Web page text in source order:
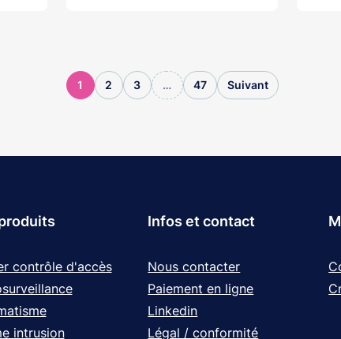
1 2 3 … 47 Suivant
contrôle d'accès
intrusion
Infos et contact
Nous contacter
Paiement en ligne
Linkedin
Légal / conformité